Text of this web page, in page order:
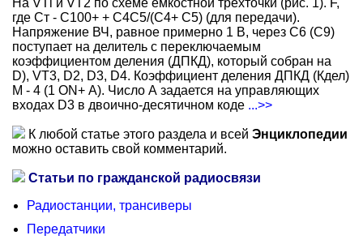
Ha VTl и VT2 по схеме емкостной трехточки (рис. 1). F,
где Ст - C100+ + C4C5/(C4+ С5) (для передачи).
Напряжение ВЧ, равное примерно 1 В, через С6 (С9)
поступает на делитель с переключаемым
коэффициентом деления (ДПКД), который собран на
D), VT3, D2, D3, D4. Коэффициент деления ДПКД (Кдел)
М - 4 (1 ON+ А). Число А задается на управляющих
входах D3 в двоично-десятичном коде ...>>
К любой статье этого раздела и всей Энциклопедии
можно оставить свой комментарий.
Статьи по гражданской радиосвязи
Радиостанции, трансиверы
Передатчики